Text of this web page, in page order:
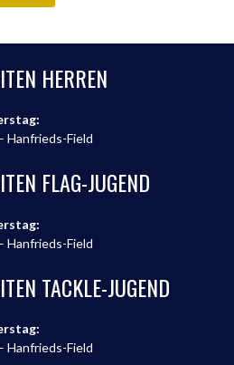
HERREN
Hanfrieds-Field
FLAG-JUGEND
Hanfrieds-Field
TACKLE-JUGEND
Hanfrieds-Field